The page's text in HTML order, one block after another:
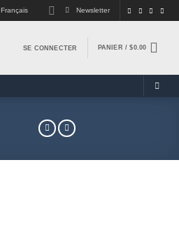
Français Newsletter
SE CONNECTER PANIER /$0.00